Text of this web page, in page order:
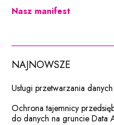
Nasz manifest
NAJNOWSZE
Usługi przetwarzania
Ochrona tajemnicy
do danych na gruncie Data